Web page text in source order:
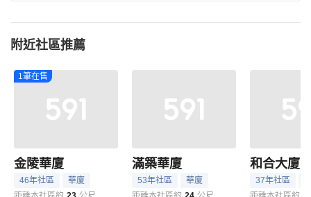
附近社區推薦
1筆在售
金陵華廈
46年社區
華廈
滿築華廈
53年社區
華廈
和合大廈
37年社區